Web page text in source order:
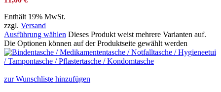
Enthält 19% MwSt.
zzgl. Versand
Ausführung wählen Dieses Produkt weist mehrere Varianten auf.
Die Optionen können auf der Produktseite gewählt werden
zur Wunschliste hinzufügen